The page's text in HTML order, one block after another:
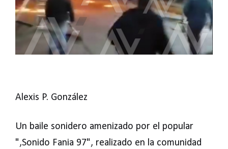
Alexis P. González
Un baile sonidero amenizado por el popular
",Sonido Fania 97", realizado en la comunidad